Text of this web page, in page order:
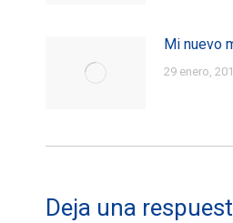
Mi nuevo
29 enero,
Deja una